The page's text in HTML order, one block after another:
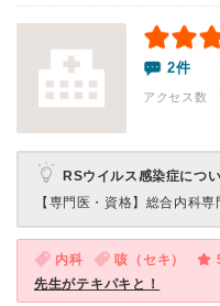
2件
アクセス数
RSウイルス感染症につ
【専門医・資格】 総合内科専
内科 咳（セキ）
先生がテキパキと！